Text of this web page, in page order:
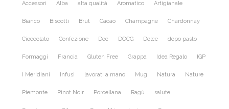
Accessori Alba alta qualità Aromatico Artigianale
Bianco Biscotti Brut Cacao Champagne Chardonnay
Cioccolato Confezione Doc DOCG Dolce dopo pasto
Formaggi Francia Gluten Free Grappa Idea Regalo IGP
I Meridiani Infusi lavorati a mano Mug Natura Nature
Piemonte Pinot Noir Porcellana Ragù salute